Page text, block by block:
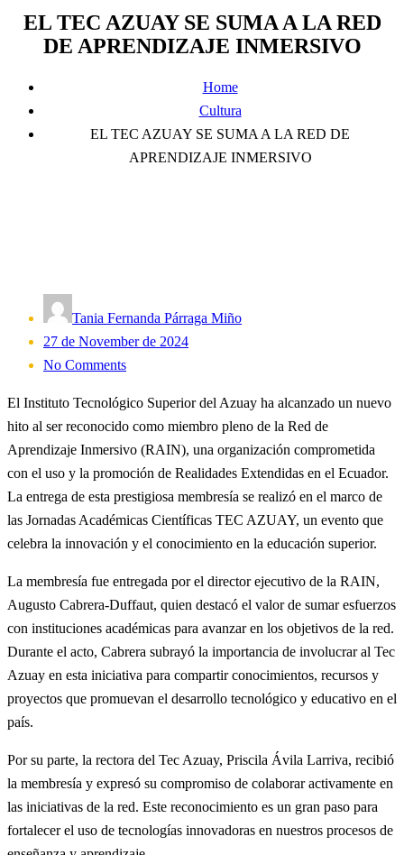
EL TEC AZUAY SE SUMA A LA RED
DE APRENDIZAJE INMERSIVO
Home
Cultura
EL TEC AZUAY SE SUMA A LA RED DE
APRENDIZAJE INMERSIVO
Tania Fernanda Párraga Miño
Posted
on
27 de November de 2024
No Comments
El Instituto Tecnológico Superior del Azuay ha alcanzado un nuevo
hito al ser reconocido como miembro pleno de la Red de
Aprendizaje Inmersivo (RAIN), una organización comprometida
con el uso y la promoción de Realidades Extendidas en el Ecuador.
La entrega de esta prestigiosa membresía se realizó en el marco de
las Jornadas Académicas Científicas TEC AZUAY, un evento que
celebra la innovación y el conocimiento en la educación superior.
La membresía fue entregada por el director ejecutivo de la RAIN,
Augusto Cabrera-Duffaut, quien destacó el valor de sumar esfuerzos
con instituciones académicas para avanzar en los objetivos de la red.
Durante el acto, Cabrera subrayó la importancia de involucrar al Tec
Azuay en esta iniciativa para compartir conocimientos, recursos y
proyectos que promuevan el desarrollo tecnológico y educativo en el
país.
Por su parte, la rectora del Tec Azuay, Priscila Ávila Larriva, recibió
la membresía y expresó su compromiso de colaborar activamente en
las iniciativas de la red. Este reconocimiento es un gran paso para
fortalecer el uso de tecnologías innovadoras en nuestros procesos de